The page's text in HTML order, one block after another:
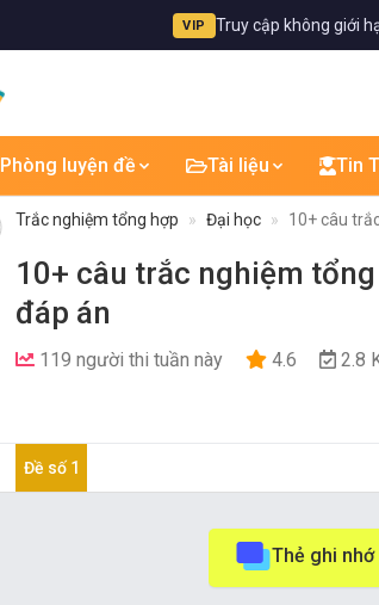
VIP Truy cập không giới
Phòng luyện đề Tài liệu Tin
Trắc nghiệm tổng hợp Đại học 10+ câu
10+ câu trắc nghiệm
đáp án
119 người thi tuần này 4.6 2.8
Đề số 1
Thẻ ghi nhớ